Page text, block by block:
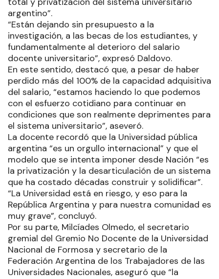
argentino”.
“Están dejando sin presupuesto a la
investigación, a las becas de los estudiantes, y
fundamentalmente al deterioro del salario
docente universitario”, expresó Daldovo.
En este sentido, destacó que, a pesar de haber
perdido más del 100% de la capacidad adquisitiva
del salario, “estamos haciendo lo que podemos
con el esfuerzo cotidiano para continuar en
condiciones que son realmente deprimentes para
el sistema universitario”, aseveró.
La docente recordó que la Universidad pública
argentina “es un orgullo internacional” y que el
modelo que se intenta imponer desde Nación “es
la privatización y la desarticulación de un sistema
que ha costado décadas construir y solidificar”.
“La Universidad está en riesgo, y eso para la
República Argentina y para nuestra comunidad es
muy grave”, concluyó.
Por su parte, Milcíades Olmedo, el secretario
gremial del Gremio No Docente de la Universidad
Nacional de Formosa y secretario de la
Federación Argentina de los Trabajadores de las
Universidades Nacionales, aseguró que “la